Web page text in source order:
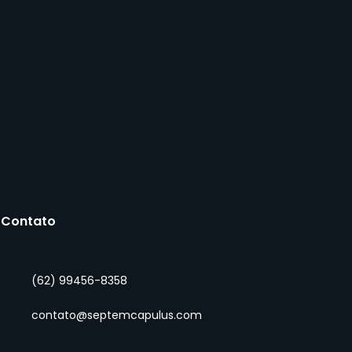
pago para
guia
Contato
(62) 99456-8358
contato@septemcapulus.com